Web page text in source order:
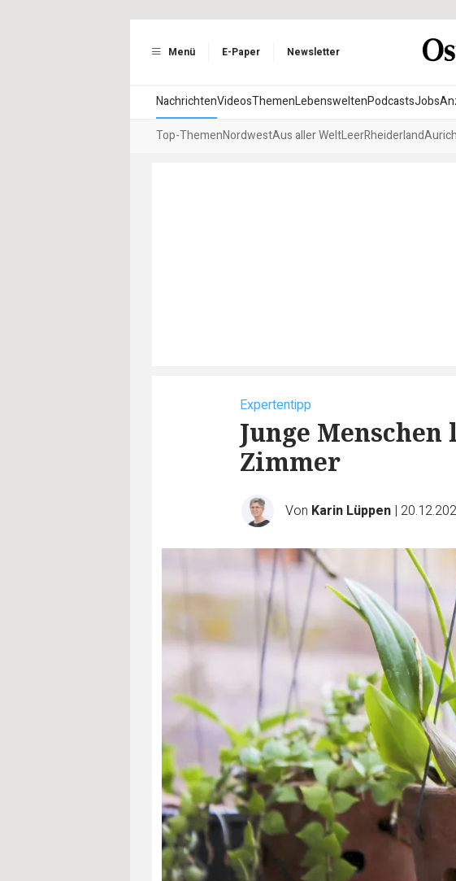
Menü E-Paper Newsletter
NachrichtenVideosThemenLebensweltenPodcastsJobs
Top-ThemenNordwestAus aller WeltLeerRheiderlandAurich
Expertentipp
Junge
Zimmer
Von Karin Lüppen |